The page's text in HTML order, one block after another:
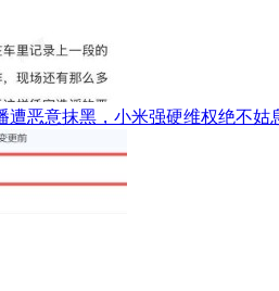
遭恶意抹黑，小米强硬维权绝不姑